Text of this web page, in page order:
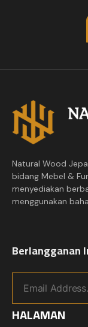
Natural Wood
bidang Mebel &
menyediakan
menggunakan
Berlangganan
HALAMAN